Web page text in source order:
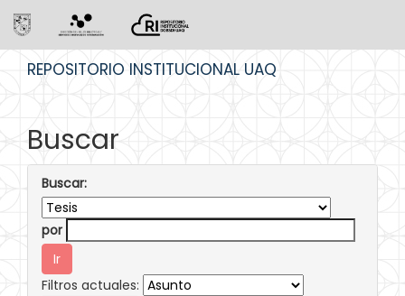
REPOSITORIO INSTITUCIONAL UAQ
Buscar
Buscar:
por
Filtros actuales: